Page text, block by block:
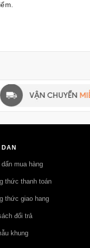
mua hàng
thức thanh toán
thức giao hang
đổi trả
khung